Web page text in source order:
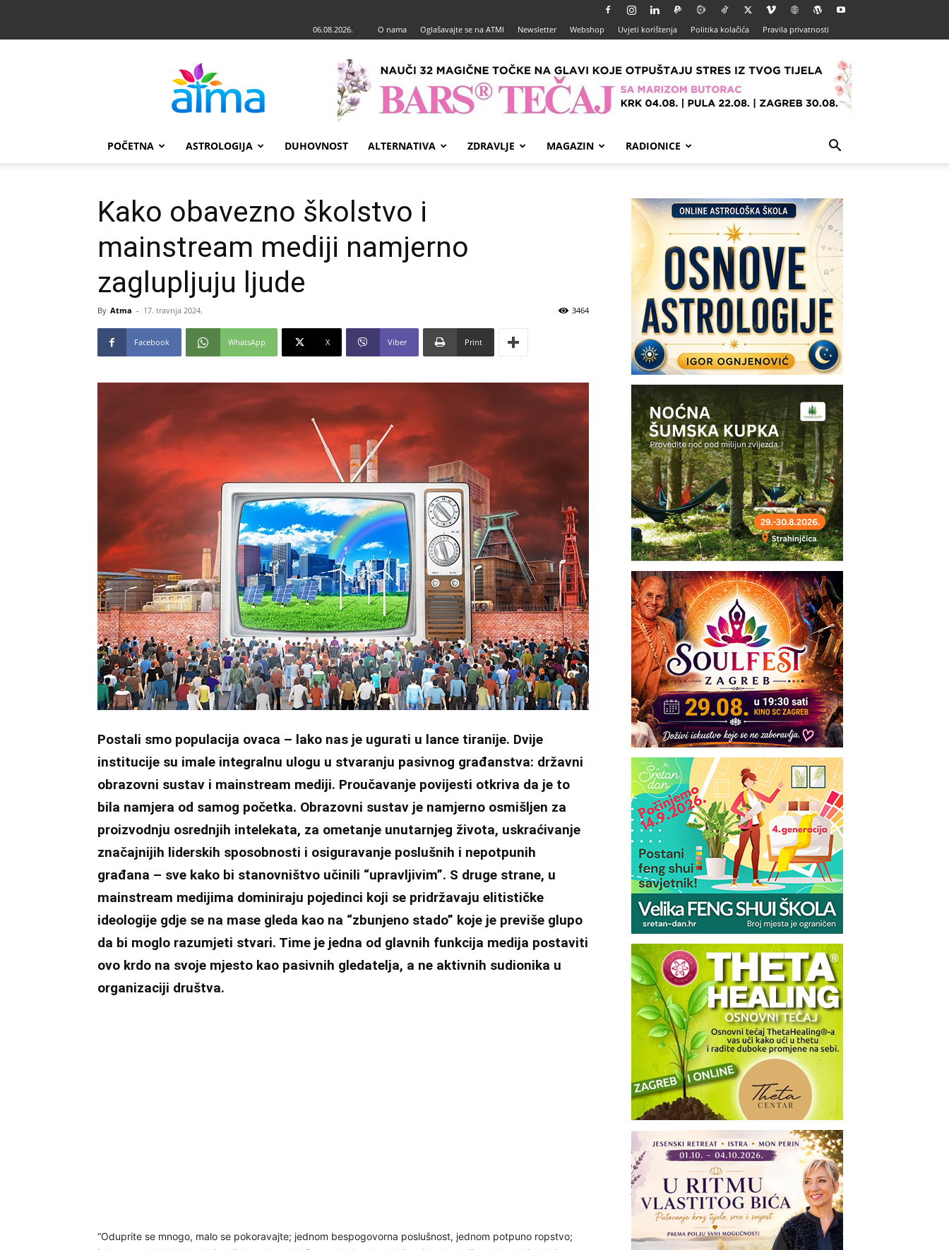
06.08.2026. O nama Oglašavajte se na ATMI Newsletter Webshop Uvjeti korištenja Politika kolačića Pravila privatnosti
POČETNA ASTROLOGIJA DUHOVNOST ALTERNATIVA ZDRAVLJE MAGAZIN RADIONICE
Kako obavezno školstvo i
mainstream mediji namjerno
zaglupljuju ljude
By Atma - 17. travnja 2024. 3464
Facebook WhatsApp X Viber Print
Postali smo populacija ovaca – lako nas je ugurati u lance tiranije. Dvije
institucije su imale integralnu ulogu u stvaranju pasivnog građanstva: državni
obrazovni sustav i mainstream mediji. Proučavanje povijesti otkriva da je to
bila namjera od samog početka. Obrazovni sustav je namjerno osmišljen za
proizvodnju osrednjih intelekata, za ometanje unutarnjeg života, uskraćivanje
značajnijih liderskih sposobnosti i osiguravanje poslušnih i nepotpunih
građana – sve kako bi stanovništvo učinili “upravljivim”. S druge strane, u
mainstream medijima dominiraju pojedinci koji se pridržavaju elitističke
ideologije gdje se na mase gleda kao na “zbunjeno stado” koje je previše glupo
da bi moglo razumjeti stvari. Time je jedna od glavnih funkcija medija postaviti
ovo krdo na svoje mjesto kao pasivnih gledatelja, a ne aktivnih sudionika u
organizaciji društva.
“Oduprite se mnogo, malo se pokoravajte; jednom bespogovorna poslušnost, jednom potpuno ropstvo;